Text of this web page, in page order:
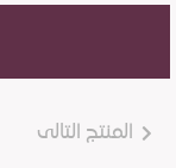
المنتج التالى